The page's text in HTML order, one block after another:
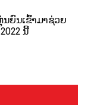
ນຍົນເຂົ້າມາຊ່ວຍ
ນີ້